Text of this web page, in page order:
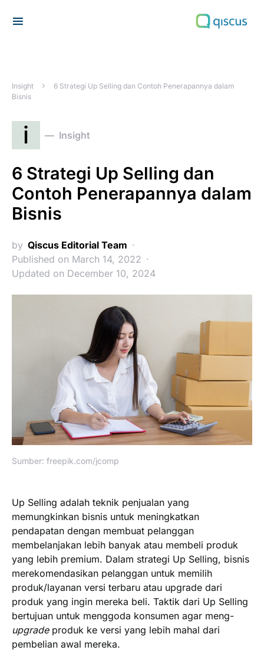
Insight
6 Strategi Up Selling dan Contoh Penerapannya dalam
Bisnis
i Insight
6 Strategi Up Selling dan
Contoh Penerapannya dalam
Bisnis
by Qiscus Editorial Team
Published on March 14, 2022
Updated on December 10, 2024
Sumber: freepik.com/jcomp
Up Selling adalah teknik penjualan yang
memungkinkan bisnis untuk meningkatkan
pendapatan dengan membuat pelanggan
membelanjakan lebih banyak atau membeli produk
yang lebih premium. Dalam strategi Up Selling, bisnis
merekomendasikan pelanggan untuk memilih
produk/layanan versi terbaru atau upgrade dari
produk yang ingin mereka beli. Taktik dari Up Selling
bertujuan untuk menggoda konsumen agar meng-
upgradeproduk ke versi yang lebih mahal dari
pembelian awal mereka.